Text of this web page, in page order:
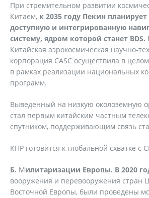
При стремительном развитии
Китаем, к 2035 году Пекин
доступную и интегрированную
систему, ядром которой станет BDS.
Китайская аэрокосмическая научно-
корпорация CASC осуществила в
в рамках реализации национальных
программ.
Выведенный на низкую околоземную
стал первым китайским частным
спутником, поддерживающим связь
КНР готовится к глобальной схватке с
Б. Милитаризации Европы. В 2020
вооружения и перевооружения стран
Восточной Европы, были проведены